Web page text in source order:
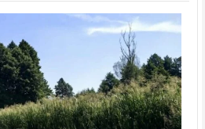
kamerą
wśród